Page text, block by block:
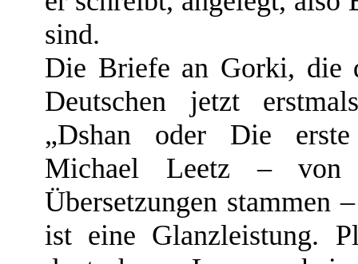
sind.
Die Briefe an Gorki, die
Deutschen jetzt
„Dshan oder Die
Michael Leetz – von
Übersetzungen stammen
ist eine Glanzleistung.